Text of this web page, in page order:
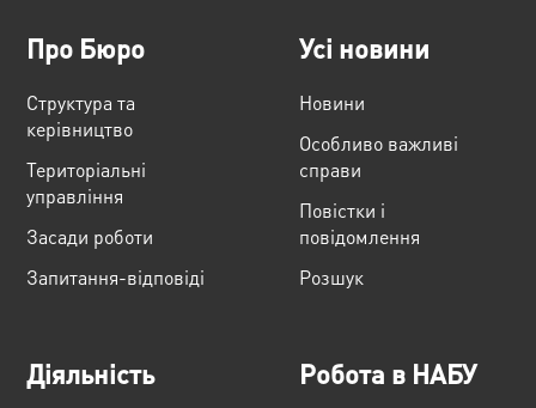
Про Бюро
Структура та
керівництво
Територіальні
управління
Засади роботи
Запитання-відповіді
Усі новини
Новини
Особливо важливі
справи
Повістки і
повідомлення
Розшук
Діяльність Робота в НАБУ